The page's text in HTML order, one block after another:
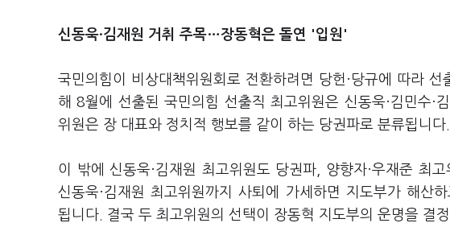
신동욱·김재원 거취 주목…장동혁은 돌연 '입원'
국민의힘이 비상대책위원회로 전환하려면 당헌·당규에 따라
해 8월에 선출된 국민의힘 선출직 최고위원은 신동욱·김민수·
위원은 장 대표와 정치적 행보를 같이 하는 당권파로 분류됩니다.
이 밖에 신동욱·김재원 최고위원도 당권파, 양향자·우재준 최
신동욱·김재원 최고위원까지 사퇴에 가세하면 지도부가 해산
됩니다. 결국 두 최고위원의 선택이 장동혁 지도부의 운명을 결